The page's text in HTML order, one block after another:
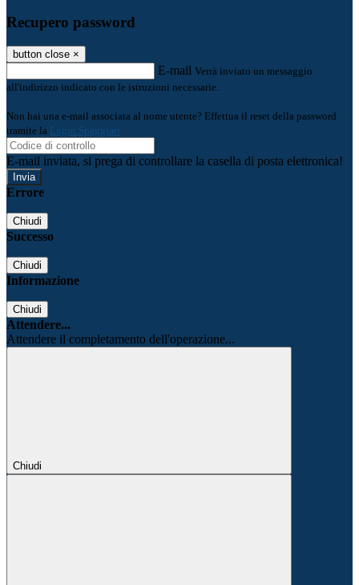
Recupero password
button close ×
E-mail Verrà inviato un messaggio
all'indirizzo indicato con le istruzioni necessarie.
Non hai una e-mail associata al nome utente? Effettua il reset della password
tramite la Login Spaggiari
E-mail inviata, si prega di controllare la casella di posta elettronica!
Errore
Chiudi
Successo
Chiudi
Informazione
Chiudi
Attendere...
Attendere il completamento dell'operazione...
Chiudi